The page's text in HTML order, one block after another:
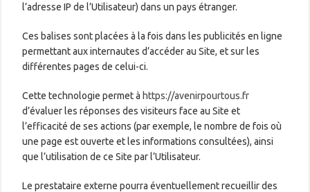
l’adresse IP de l’Utilisateur) dans un pays étranger.
Ces balises sont placées à la fois dans les publicités en ligne
permettant aux internautes d’accéder au Site, et sur les
différentes pages de celui-ci.
Cette technologie permet àhttps://avenirpourtous.fr
d’évaluer les réponses des visiteurs face au Site et
l’efficacité de ses actions (par exemple, le nombre de fois où
une page est ouverte et les informations consultées), ainsi
que l’utilisation de ce Site par l’Utilisateur.
Le prestataire externe pourra éventuellement recueillir des